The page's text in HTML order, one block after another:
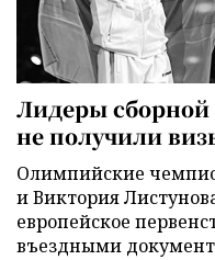
Лидеры сборной
не получили
Олимпийские
и Виктория
европейское
въездными